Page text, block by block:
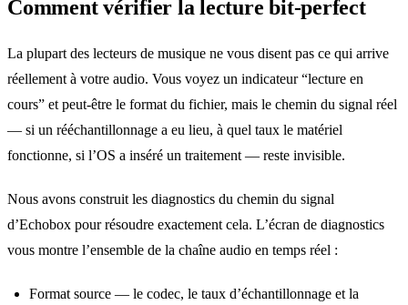
Comment vérifier la lecture bit-perfect
La plupart des lecteurs de musique ne vous disent pas ce qui arrive
réellement à votre audio. Vous voyez un indicateur “lecture en
cours” et peut-être le format du fichier, mais le chemin du signal réel
— si un rééchantillonnage a eu lieu, à quel taux le matériel
fonctionne, si l’OS a inséré un traitement — reste invisible.
Nous avons construit les diagnostics du chemin du signal
d’Echobox pour résoudre exactement cela. L’écran de diagnostics
vous montre l’ensemble de la chaîne audio en temps réel :
Format source — le codec, le taux d’échantillonnage et la